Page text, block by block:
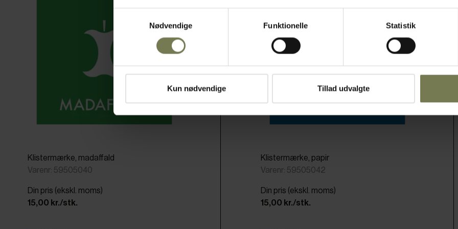
Nødvendige
Funktionelle Statistik
Kun nødvendige Tillad udvalgte
Klistermærke, madaffald
Varenr: 59505040
Din pris (ekskl. moms)
15,00 kr./stk.
Klistermærke, papir
Varenr: 59505042
Din pris (ekskl. moms)
15,00 kr./stk.